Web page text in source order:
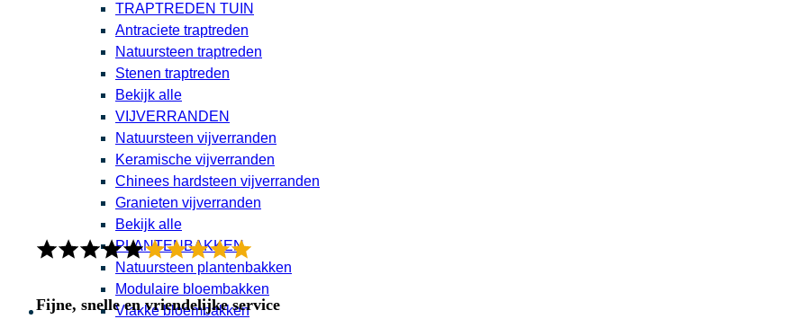
TRAPTREDEN TUIN
Antraciete traptreden
Natuursteen traptreden
Stenen traptreden
Bekijk alle
VIJVERRANDEN
Natuursteen vijverranden
Keramische vijverranden
Chinees hardsteen vijverranden
Granieten vijverranden
Bekijk alle
PLANTENBAKKEN
Natuursteen plantenbakken
Modulaire bloembakken
Vlakke bloembakken
Fijne, snelle en vriendelijke service